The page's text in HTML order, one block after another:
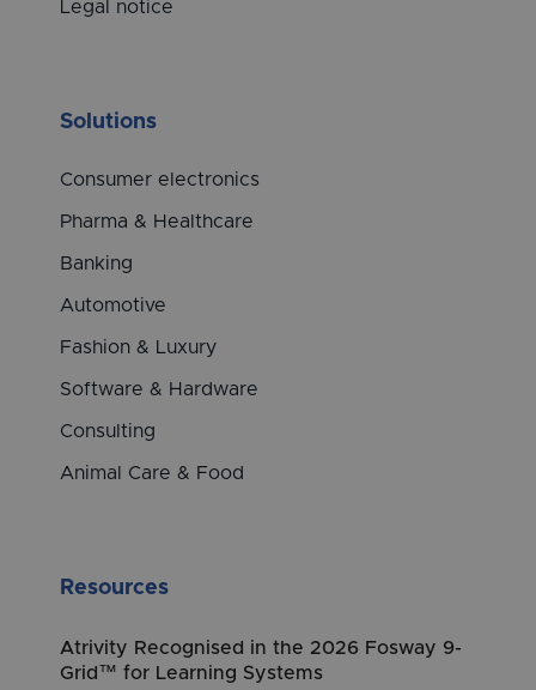
Legal notice
Solutions
Consumer electronics
Pharma & Healthcare
Banking
Automotive
Fashion & Luxury
Software & Hardware
Consulting
Animal Care & Food
Resources
Atrivity Recognised in the 2026 Fosway 9-
Grid™ for Learning Systems